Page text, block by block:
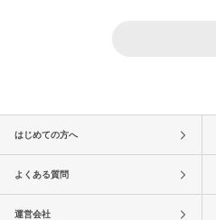
はじめての方へ
よくある質問
運営会社